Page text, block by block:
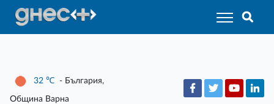
32 ℃ - България,
Община Варна